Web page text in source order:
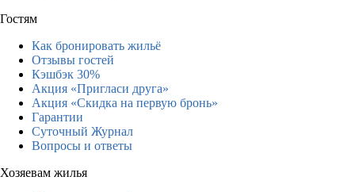
Гостям
Как бронировать жильё
Отзывы гостей
Кэшбэк 30%
Акция «Пригласи друга»
Акция «Скидка на первую бронь»
Гарантии
Суточный Журнал
Вопросы и ответы
Хозяевам жилья